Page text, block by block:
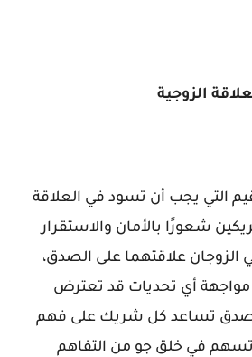
الزوجية
التي يجب أن تسود في العلاقة
شعورًا بالأمان والاستقرار
الزوجان علاقتهما على الصدق،
أي تحديات قد تعترض
تساعد كل شريك على فهم
في خلق جو من التفاهم